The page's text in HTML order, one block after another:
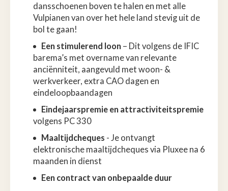
dansschoenen boven te halen en met alle
Vulpianen van over het hele land stevig uit de
bol te gaan!
Een stimulerend loon – Dit volgens de IFIC
barema’s met overname van relevante
anciënniteit, aangevuld met woon- &
werkverkeer, extra CAO dagen en
eindeloopbaandagen
Eindejaarspremie en attractiviteitspremie
volgens PC 330
Maaltijdcheques - Je ontvangt
elektronische maaltijdcheques via Pluxee na 6
maanden in dienst
Een contract van onbepaalde duur